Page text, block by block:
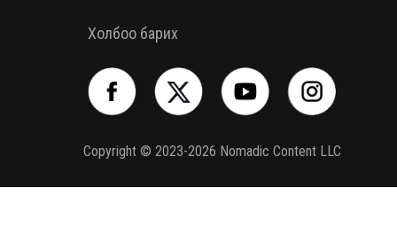
Холбоо барих
Copyright © 2023-2026 Nomadic Content LLC